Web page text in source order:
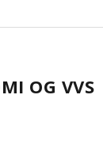
OG VVS